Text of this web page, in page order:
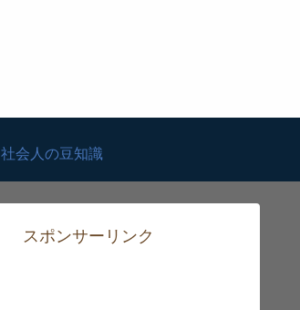
社会人の豆知識
スポンサーリンク